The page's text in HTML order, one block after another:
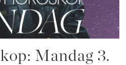
Mandag 3.